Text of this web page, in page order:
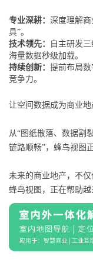
专业深耕： 深度理解
具”。
技术领先：
自主研发
海量数据秒级加载。
持续创新： 提前布局
竞争力。
让空间数据成为商业地
从“图纸散落、数据割
链路顺畅”，蜂鸟视图
未来的商业地产，不仅
蜂鸟视图，正在帮助越